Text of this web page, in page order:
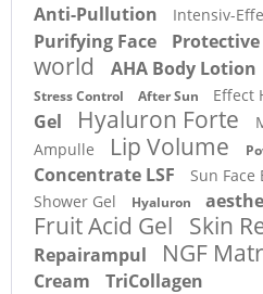
Anti-Pullution Intensiv-
Purifying Face
Protective
world
AHA Body Lotion
Stress Control
After Sun Effect
Gel
Hyaluron Forte
Ampulle
Lip Volume
Concentrate LSF Sun Face
Shower Gel
Hyaluron
Fruit Acid Gel Skin
Repairampul
NGF
Cream
TriCollagen